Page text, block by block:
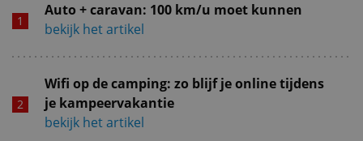
Auto + caravan: 100 km/u moet kunnen
bekijk het artikel
Wifi op de camping: zo blijf je online tijdens
je kampeervakantie
bekijk het artikel